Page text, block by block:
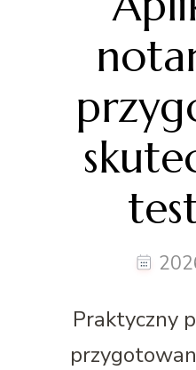
Praktyczny